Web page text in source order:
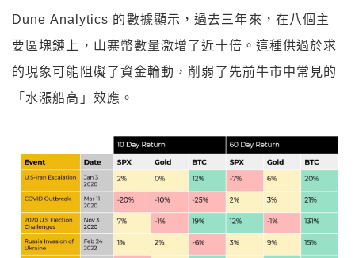
Dune Analytics 的數據顯示，過去三年來，在八個主
要區塊鏈上，山寨幣數量激增了近十倍。這種供過於求
的現象可能阻礙了資金輪動，削弱了先前牛市中常見的
「水漲船高」效應。